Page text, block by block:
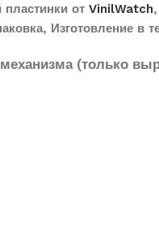
от VinilWatch
Изготовление в
(только